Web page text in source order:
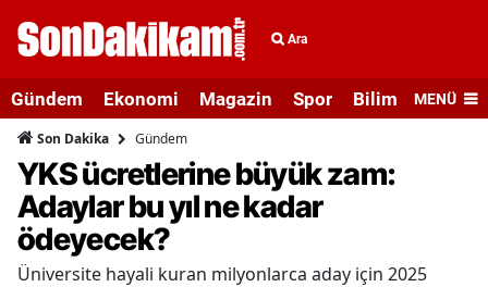
Ara
Gündem Ekonomi Magazin Spor Bilim veMENÜ
Son Dakika Gündem
YKS ücretlerine büyük zam:
Adaylar bu yıl ne kadar
ödeyecek?
Üniversite hayali kuran milyonlarca aday için 2025